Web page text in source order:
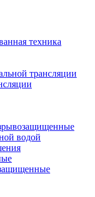
техника
трансляции
водой